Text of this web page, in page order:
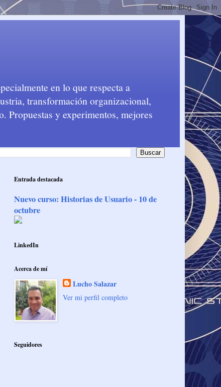
en lo que respecta a
transformación organizacional,
Propuestas y experimentos, mejores
Entrada destacada
Nuevo curso: Historias de Usuario - 10 de
octubre
LinkedIn
Acerca de mí
Lucho Salazar
Ver mi perfil completo
Seguidores